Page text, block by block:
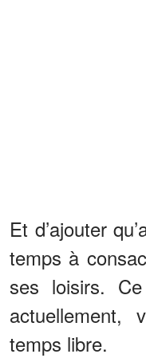
Et d’ajouter
temps à
ses loisirs.
actuellement,
temps libre.